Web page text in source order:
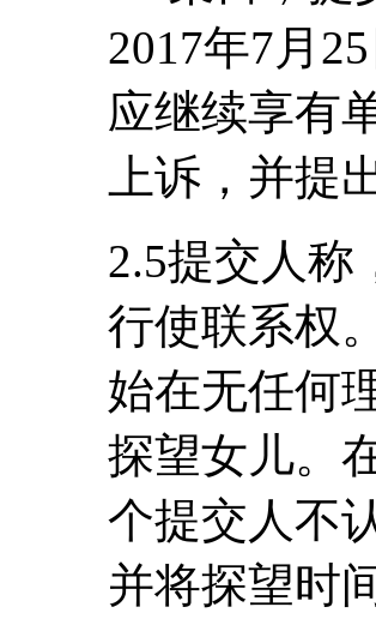
2017年7月
应继续享有
上诉，并提
2.5提交人称
行使联系权
始在无任何
探望女儿。
个提交人不
并将探望时